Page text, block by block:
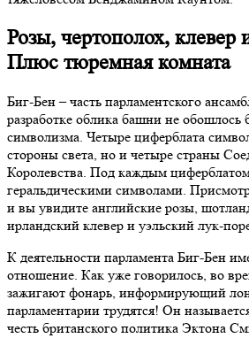
Розы, чертополох, клевер
Плюс тюремная комната
Биг-Бен – часть парламентского
разработке облика башни не обошлось
символизма. Четыре циферблата
стороны света, но и четыре страны
Королевства. Под каждым
геральдическими символами.
и вы увидите английские розы,
ирландский клевер и уэльский лук-
К деятельности парламента Биг-Бен
отношение. Как уже говорилось, во
зажигают фонарь, информирующий
парламентарии трудятся! Он
честь британского политика Эктона